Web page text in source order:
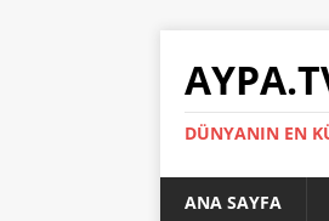
DÜNYANIN EN
ANA SAYFA